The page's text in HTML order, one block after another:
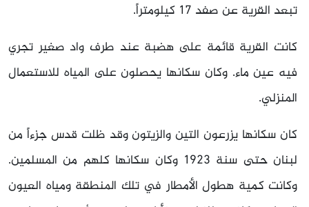
تبعد القرية عن صفد 17 كيلومتراً.
كانت القرية قائمة على هضبة عند طرف واد صغير تجري
فيه عين ماء. وكان سكانها يحصلون على المياه للاستعمال
المنزلي.
كان سكانها يزرعون التين والزيتون وقد ظلت قدس جزءاً من
لبنان حتى سنة 1923 وكان سكانها كلهم من المسلمين.
وكانت كمية هطول الأمطار في تلك المنطقة ومياه العيون